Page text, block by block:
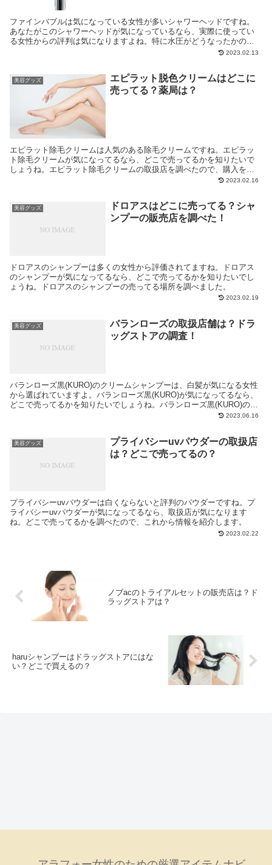
ファインバブルは気になっている女性が多いシャワーヘッドですね。
あなたがこのシャワーヘッドが気になっているなら、実際に使ってい
る女性からの評判は気になりますよね。特に水圧がどうなったかの評
2023.02.13
美容グッズ
エピラット脱色クリームはどこに
売ってる？薬局は？
エピラット除毛クリームは人気のある除毛クリームですね。エピラッ
ト除毛クリームが気になってるなら、どこで売ってるかを知りたいで
しょうね。エピラット除毛クリームの取扱店を調べたので、購入をす
2023.02.16
美容グッズ
ドロアスはどこに売ってる？シャ
ンプーの販売店を調べた！
ドロアスのシャンプーは多くの女性から評価されてますね。ドロアス
のシャンプーが気になってるなら、どこで売ってるかを知りたいでし
ょうね。ドロアスのシャンプーの売ってる場所を調べました。
2023.02.19
美容グッズ
バランローズの取扱店舗は？ドラ
ッグストアの調査！
バランローズ黒(KURO)のクリームシャンプーは、白髪が気になる女性
から選ばれていますよ。バランローズ黒(KURO)が気になってるなら、
どこで売ってるかを知りたいでしょうね。バランローズ黒(KURO)の取
2023.06.16
美容グッズ
プライバシーuvパウダーの取扱店
は？どこで売ってるの？
プライバシーuvパウダーは白くならないと評判のパウダーですね。プ
ライバシーuvパウダーが気になってるなら、取扱店が気になります
ね。どこで売ってるかを調べたので、これから情報を紹介します。
2023.02.22
ノブacのトライアルセットの販売店は？ド
ラッグストアは？
haruシャンプーはドラッグストアにはな
い？どこで買えるの？